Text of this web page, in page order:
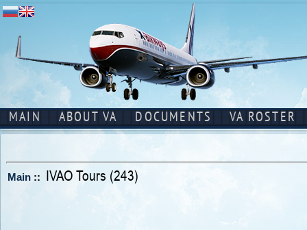
MAIN ABOUT VA DOCUMENTS VA ROSTER
Main :: IVAO Tours (243)